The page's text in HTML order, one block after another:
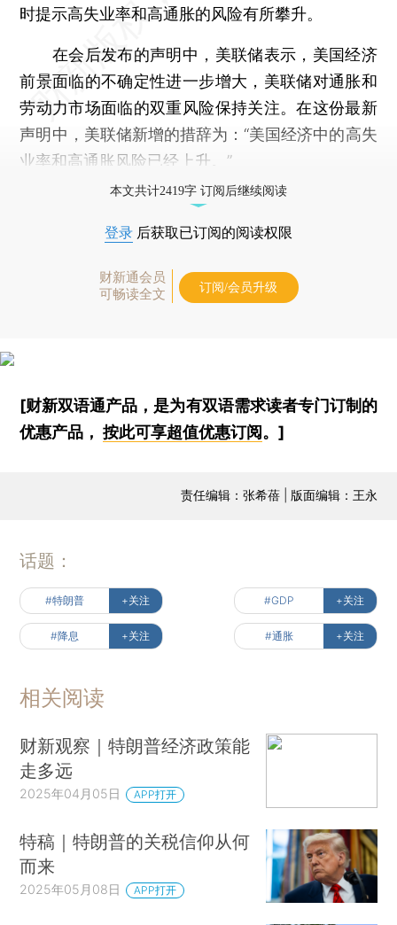
时提示高失业率和高通胀的风险有所攀升。
在会后发布的声明中，美联储表示，美国经济
前景面临的不确定性进一步增大，美联储对通胀和
劳动力市场面临的双重风险保持关注。在这份最新
声明中，美联储新增的措辞为：“美国经济中的高失
业率和高通胀风险已经上升。”
本文共计2419字 订阅后继续阅读
登录 后获取已订阅的阅读权限
财新通会员
可畅读全文
订阅/会员升级
[财新双语通产品，是为有双语需求读者专门订制的
优惠产品，按此可享超值优惠订阅。]
责任编辑：张希蓓 | 版面编辑：王永
话题：
#特朗普 +关注 #GDP +关注
#降息 +关注 #通胀 +关注
相关阅读
财新观察｜特朗普经济政策能
走多远
2025年04月05日 APP打开
特稿｜特朗普的关税信仰从何
而来
2025年05月08日 APP打开